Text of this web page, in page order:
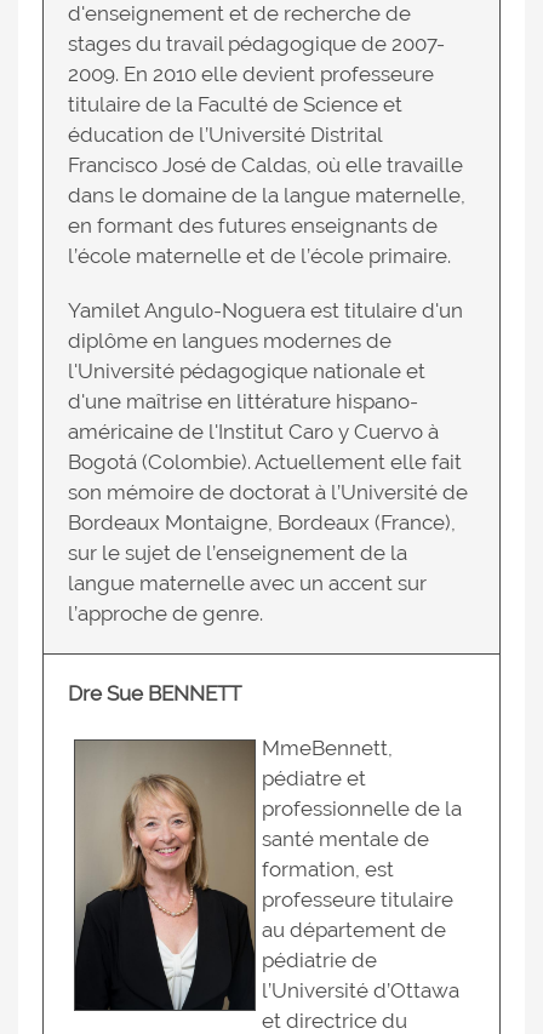
d'enseignement et de recherche de
stages du travail pédagogique de 2007-
2009. En 2010 elle devient professeure
titulaire de la Faculté de Science et
éducation de l’Université Distrital
Francisco José de Caldas, où elle travaille
dans le domaine de la langue maternelle,
en formant des futures enseignants de
l’école maternelle et de l’école primaire.
Yamilet Angulo-Noguera est titulaire d'un
diplôme en langues modernes de
l'Université pédagogique nationale et
d'une maîtrise en littérature hispano-
américaine de l'Institut Caro y Cuervo à
Bogotá (Colombie). Actuellement elle fait
son mémoire de doctorat à l’Université de
Bordeaux Montaigne, Bordeaux (France),
sur le sujet de l’enseignement de la
langue maternelle avec un accent sur
l’approche de genre.
Dre Sue BENNETT
MmeBennett,
pédiatre et
professionnelle de la
santé mentale de
formation, est
professeure titulaire
au département de
pédiatrie de
l’Université d’Ottawa
et directrice du